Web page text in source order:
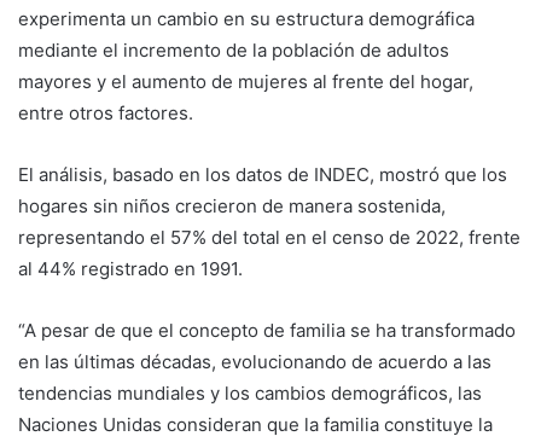
experimenta un cambio en su estructura demográfica
mediante el incremento de la población de adultos
mayores y el aumento de mujeres al frente del hogar,
entre otros factores.
El análisis, basado en los datos de INDEC, mostró que los
hogares sin niños crecieron de manera sostenida,
representando el 57% del total en el censo de 2022, frente
al 44% registrado en 1991.
“A pesar de que el concepto de familia se ha transformado
en las últimas décadas, evolucionando de acuerdo a las
tendencias mundiales y los cambios demográficos, las
Naciones Unidas consideran que la familia constituye la